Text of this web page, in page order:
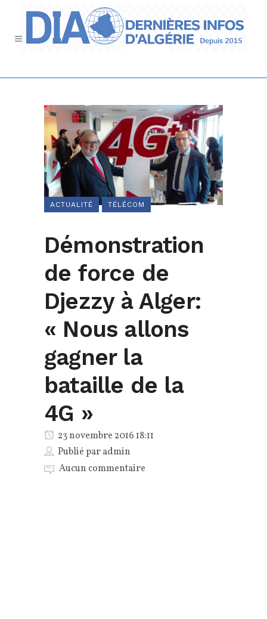
ACTUALITÉ TÉLÉCOM
Démonstration
de force de
Djezzy à Alger:
« Nous allons
gagner la
bataille de la
4G »
23 novembre 2016 18:11
Publié paradmin
Aucun commentaire